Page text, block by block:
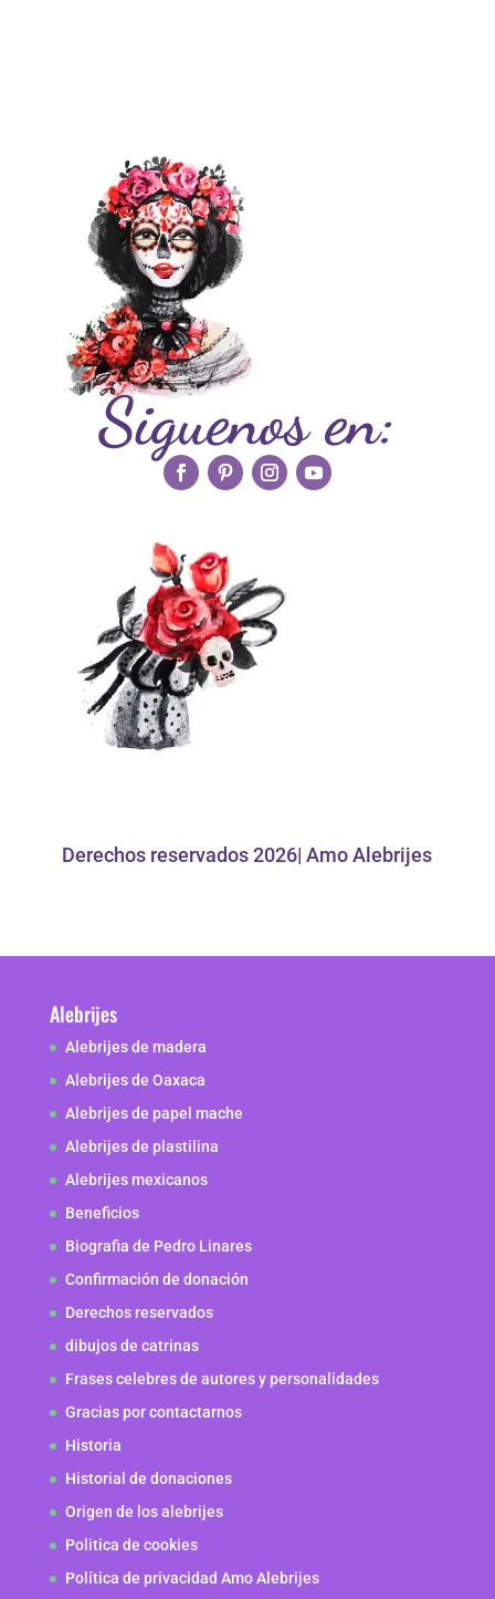
Siguenos en:
Derechos reservados 2026| Amo Alebrijes
Alebrijes
Alebrijes de madera
Alebrijes de Oaxaca
Alebrijes de papel mache
Alebrijes de plastilina
Alebrijes mexicanos
Beneficios
Biografia de Pedro Linares
Confirmación de donación
Derechos reservados
dibujos de catrinas
Frases celebres de autores y personalidades
Gracias por contactarnos
Historia
Historial de donaciones
Origen de los alebrijes
Politica de cookies
Política de privacidad Amo Alebrijes